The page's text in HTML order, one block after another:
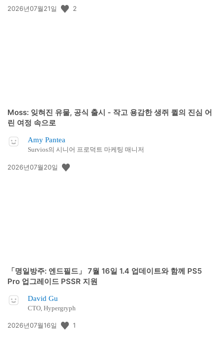
공
2026년07월21일 2
Moss: 잊혀진 유물, 공식 출시 - 작고 용감한 생쥐 퀼의 진심 어
린 여정 속으로
Amy Pantea
Survios의 시니어 프로덕트 마케팅 매니저
공
2026년07월20일
「명일방주: 엔드필드」 7월 16일 1.4 업데이트와 함께 PS5
Pro 업그레이드 PSSR 지원
David Gu
CTO, Hypergryph
공
2026년07월16일 1